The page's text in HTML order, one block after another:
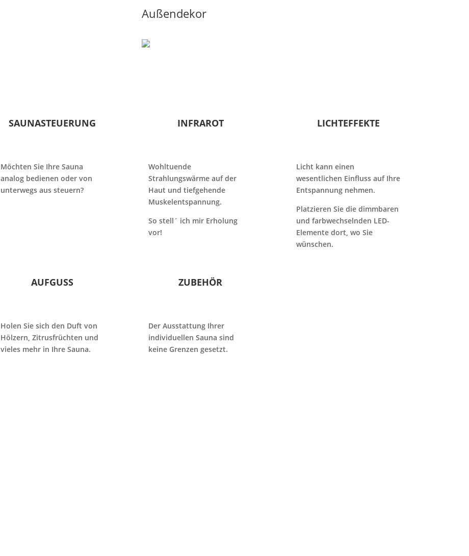
Außendekor
SAUNASTEUERUNG
Möchten Sie Ihre Sauna
analog bedienen oder von
unterwegs aus steuern?
INFRAROT
Wohltuende
Strahlungswärme auf der
Haut und tiefgehende
Muskelentspannung.
So stell´ ich mir Erholung
vor!
LICHTEFFEKTE
Licht kann einen
wesentlichen Einfluss auf Ihre
Entspannung nehmen.
Platzieren Sie die dimmbaren
und farbwechselnden LED-
Elemente dort, wo Sie
wünschen.
AUFGUSS
Holen Sie sich den Duft von
Hölzern, Zitrusfrüchten und
vieles mehr in Ihre Sauna.
ZUBEHÖR
Der Ausstattung Ihrer
individuellen Sauna sind
keine Grenzen gesetzt.